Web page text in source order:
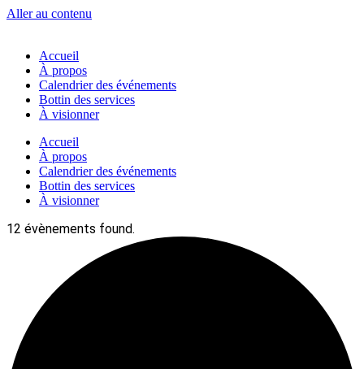
Aller au contenu
Accueil
À propos
Calendrier des événements
Bottin des services
À visionner
Accueil
À propos
Calendrier des événements
Bottin des services
À visionner
12 évènements found.